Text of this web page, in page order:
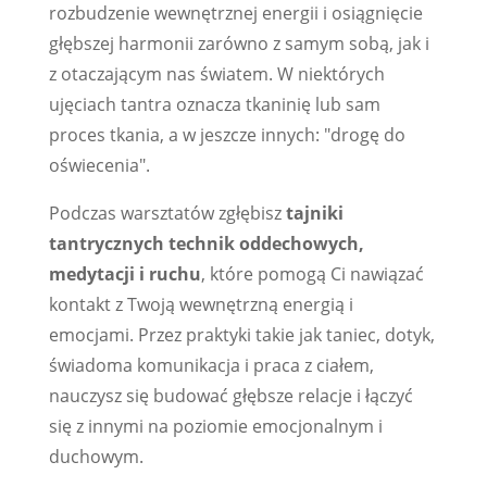
rozbudzenie wewnętrznej energii i osiągnięcie
głębszej harmonii zarówno z samym sobą, jak i
z otaczającym nas światem. W niektórych
ujęciach tantra oznacza tkaninię lub sam
proces tkania, a w jeszcze innych: "drogę do
oświecenia".
Podczas warsztatów zgłębisztajniki
tantrycznych technik oddechowych,
medytacji i ruchu, które pomogą Ci nawiązać
kontakt z Twoją wewnętrzną energią i
emocjami. Przez praktyki takie jak taniec, dotyk,
świadoma komunikacja i praca z ciałem,
nauczysz się budować głębsze relacje i łączyć
się z innymi na poziomie emocjonalnym i
duchowym.